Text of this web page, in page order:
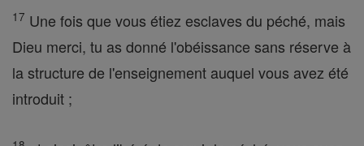
17 Une fois que vous étiez esclaves du péché, mais
Dieu merci, tu as donné l'obéissance sans réserve à
la structure de l'enseignement auquel vous avez été
introduit ;